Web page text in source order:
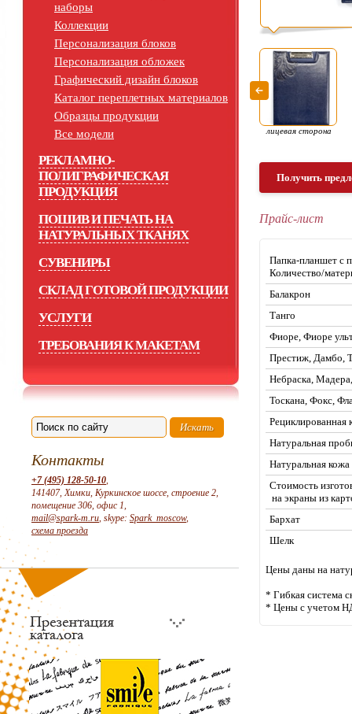
наборы
Коллекции
Персонализация блоков
Персонализация обложек
Графический дизайн блоков
Каталог переплетных материалов
Образцы продукции
Все модели
РЕКЛАМНО-
ПОЛИГРАФИЧЕСКАЯ
ПРОДУКЦИЯ
ПОШИВ И ПЕЧАТЬ НА
НАТУРАЛЬНЫХ ТКАНЯХ
СУВЕНИРЫ
СКЛАД ГОТОВОЙ ПРОДУКЦИИ
УСЛУГИ
ТРЕБОВАНИЯ К МАКЕТАМ
Контакты
+7 (495) 128-50-10,
141407, Химки, Куркинское шоссе, строение 2,
помещение 306, офис 1,
mail@spark-m.ru, skype: Spark_moscow,
схема проезда
лицевая сторона
Получить
Прайс-лист
Папка-планшет
Количество/
Балакрон
Танго
Фиоре, Фиоре
Престиж, Дамбо,
Небраска,
Тоскана, Фокс,
Рециклированная
Натуральная
Натуральная кожа
Стоимость
на экраны из
Бархат
Шелк
Цены даны на
* Гибкая система
* Цены с учетом